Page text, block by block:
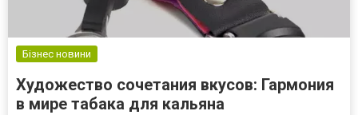
Бізнес новини
Художество сочетания вкусов: Гармония
в мире табака для кальяна